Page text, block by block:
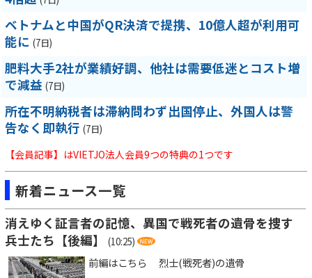
ベトナムと中国がQR決済で提携、10億人超が利用可
能に (7日)
肥料大手2社が業績好調、他社は需要低迷とコスト増
で減益 (7日)
所在不明納税者は滞納問わず出国停止、外国人は警
告なく即執行 (7日)
【会員記事】はVIETJO法人会員9つの特典の1つです
新着ニュース一覧
消えゆく証言者の記憶、異国で戦死者の遺骨を捜す
兵士たち【後編】
(10:25)
前編はこちら 烈士(戦死者)の遺骨